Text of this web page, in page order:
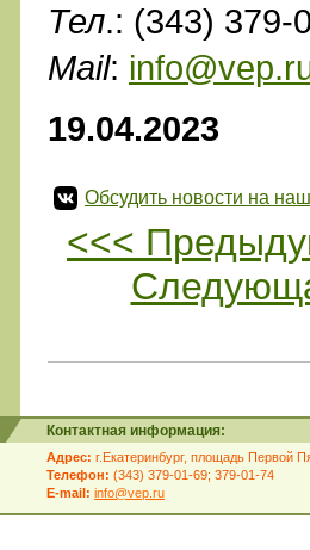
Тел.: (343) 379-
Mail:
19.04.2023
Обсудить новости на
<<<
Контактная информация:
Адрес: г.Екатеринбург, площадь Первой
Телефон: (343) 379-01-69; 379-01-74
E-mail: info@vep.ru